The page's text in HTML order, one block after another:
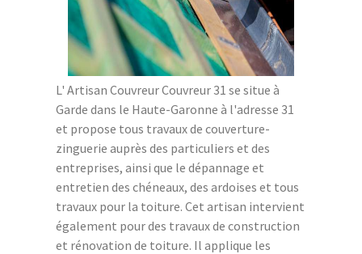
L' Artisan Couvreur Couvreur 31 se situe à
Garde dans le Haute-Garonne à l'adresse 31
et propose tous travaux de couverture-
zinguerie auprès des particuliers et des
entreprises, ainsi que le dépannage et
entretien des chéneaux, des ardoises et tous
travaux pour la toiture. Cet artisan intervient
également pour des travaux de construction
et rénovation de toiture. Il applique les